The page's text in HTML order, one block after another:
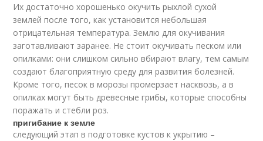
Их достаточно хорошенько окучить рыхлой сухой
землей после того, как установится небольшая
отрицательная температура. Землю для окучивания
заготавливают заранее. Не стоит окучивать песком или
опилками: они слишком сильно вбирают влагу, тем самым
создают благоприятную среду для развития болезней.
Кроме того, песок в морозы промерзает насквозь, а в
опилках могут быть древесные грибы, которые способны
поражать и стебли роз.
пригибание к земле
следующий этап в подготовке кустов к укрытию –